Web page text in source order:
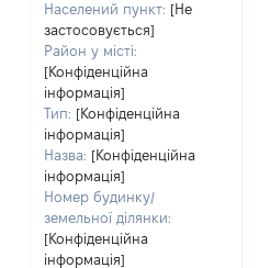
Населений пункт: [Не
застосовується]
Район у місті:
[Конфіденційна
інформація]
Тип: [Конфіденційна
інформація]
Назва: [Конфіденційна
інформація]
Номер будинку/
земельної ділянки:
[Конфіденційна
інформація]